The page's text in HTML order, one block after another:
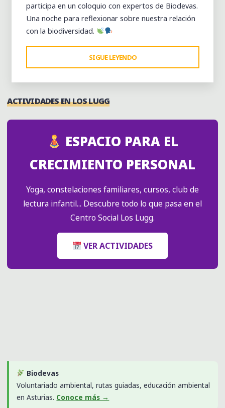
participa en un coloquio con expertos de Biodevas.
Una noche para reflexionar sobre nuestra relación
con la biodiversidad.
SIGUE LEYENDO
LAS
ESTACIONES
2015"
ACTIVIDADES EN LOS LUGG
ESPACIO PARA EL
CRECIMIENTO PERSONAL
Yoga, constelaciones familiares, cursos, club de
lectura infantil... Descubre todo lo que pasa en el
Centro Social Los Lugg.
VER ACTIVIDADES
Biodevas
Voluntariado ambiental, rutas guiadas, educación ambiental
en Asturias. Conoce más →